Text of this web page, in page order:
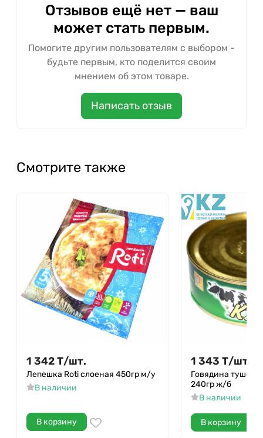
Отзывов ещё нет — ваш
может стать первым.
Помогите другим пользователям с выбором -
будьте первым, кто поделится своим
мнением об этом товаре.
Написать отзыв
Смотрите также
1 342Т/шт.
Лепешка Roti слоеная 450гр м/у
В наличии
В корзину
1 343 Т/шт.
Говядина
240гр ж/б
В наличии
В корзину